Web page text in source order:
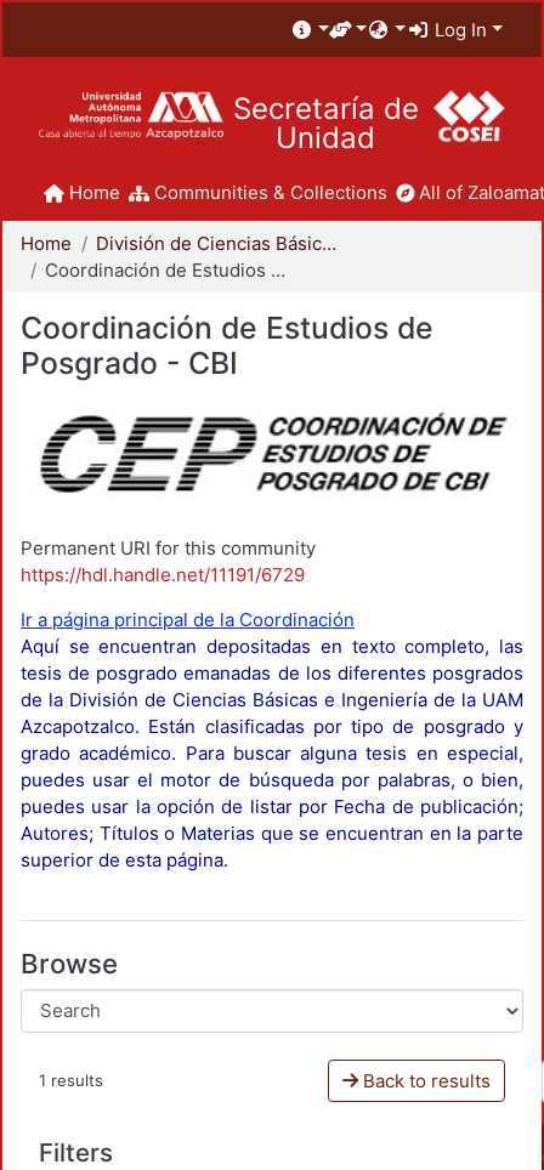
Log In
Secretaría de
Unidad
Home Communities & Collections All of
Home
División de Ciencias Básicas e Ingeniería
Coordinación de Estudios de Posgrado - CBI
Coordinación de Estudios de
Posgrado - CBI
Permanent URI for this community
https://hdl.handle.net/11191/6729
Ir a página principal de la Coordinación
Aquí se encuentran depositadas en texto completo, las
tesis de posgrado emanadas de los diferentes posgrados
de la División de Ciencias Básicas e Ingeniería de la UAM
Azcapotzalco. Están clasificadas por tipo de posgrado y
grado académico. Para buscar alguna tesis en especial,
puedes usar el motor de búsqueda por palabras, o bien,
puedes usar la opción de listar por Fecha de publicación;
Autores; Títulos o Materias que se encuentran en la parte
superior de esta página.
Browse
1 results Back to results
Filters